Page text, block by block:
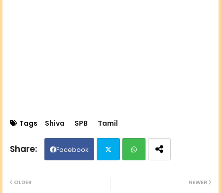
Tags Shiva SPB Tamil
Facebook
NEWER
OLDER